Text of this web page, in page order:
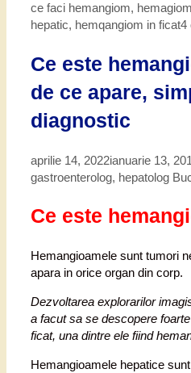
ce faci hemangiom,
hepatic, hemqangiom in ficat4
Ce este
de ce apare,
diagnostic
aprilie 14, 2022ianuarie 13,
gastroenterolog, hepatolog
Ce este
Hemangioamele sunt tumori
apara in orice organ din corp.
Dezvoltarea explorarilor
a facut sa se descopere
ficat, una dintre ele fiind
Hemangioamele hepatice